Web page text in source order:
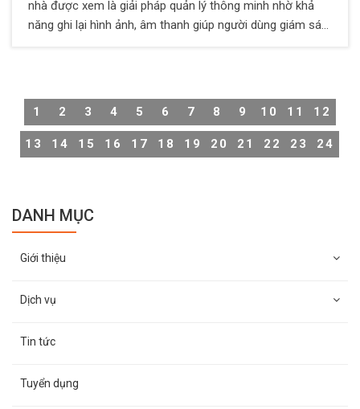
nhà được xem là giải pháp quản lý thông minh nhờ khả
năng ghi lại hình ảnh, âm thanh giúp người dùng giám sát
ai cũng biết cách tắt camera chuẩn xác. Vì vậy, Thiên
trong nhà cực đơn giản và nhanh chóng.
1 2 3 4 5 6 7 8 9 10 11 12
13 14 15 16 17 18 19 20 21 22 23 24
DANH MỤC
Giới thiệu
Dịch vụ
Tin tức
Tuyển dụng